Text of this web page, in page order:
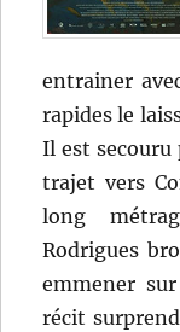
entrainer
rapides le
Il est secouru
trajet vers
long
Rodrigues
emmener
récit